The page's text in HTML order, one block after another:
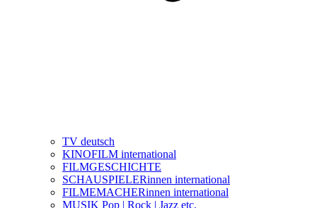
TV deutsch
KINOFILM international
FILMGESCHICHTE
SCHAUSPIELERinnen international
FILMEMACHERinnen international
MUSIK Pop | Rock | Jazz etc.